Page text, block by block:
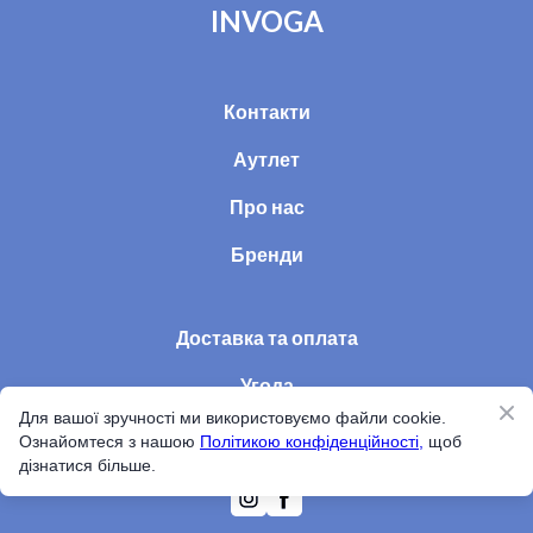
INVOGA
Контакти
Аутлет
Про нас
Бренди
Доставка та оплата
Угода
Статті
Для вашої зручності ми використовуємо файли cookie.
Ознайомтеся з нашою Політикою конфіденційності, щоб
дізнатися більше.